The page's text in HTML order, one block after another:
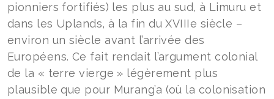
pionniers fortifiés) les plus au sud, à Limuru et
dans les Uplands, à la fin du XVIIIe siècle –
environ un siècle avant l’arrivée des
Européens. Ce fait rendait l’argument colonial
de la « terre vierge » légèrement plus
plausible que pour Murang’a (où la colonisation